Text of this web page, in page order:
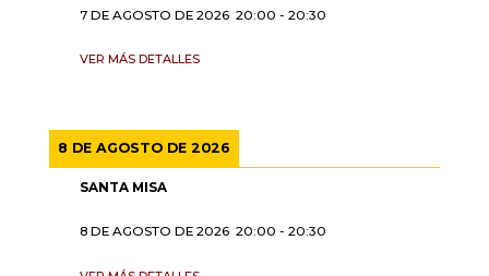
7 DE AGOSTO DE 2026 20:00 - 20:30
VER MÁS DETALLES
8 DE AGOSTO DE 2026
SANTA MISA
8 DE AGOSTO DE 2026 20:00 - 20:30